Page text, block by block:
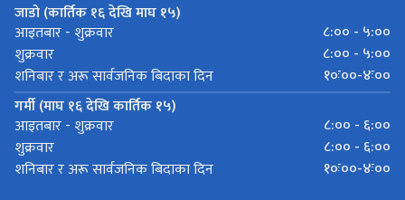
जाडो (कार्तिक १६ देखि माघ १५)
आइतबार - शुक्रवार
८:०० - ५:००
शुक्रवार
८:०० - ५:००
शनिबार र अरू सार्वजनिक बिदाका दिन
१०ः००-४ः००
गर्मी (माघ १६ देखि कार्तिक १५)
आइतबार - शुक्रवार
८:०० - ६:००
शुक्रवार
८:०० - ६:००
शनिबार र अरू सार्वजनिक बिदाका दिन
१०ः००-४ः००